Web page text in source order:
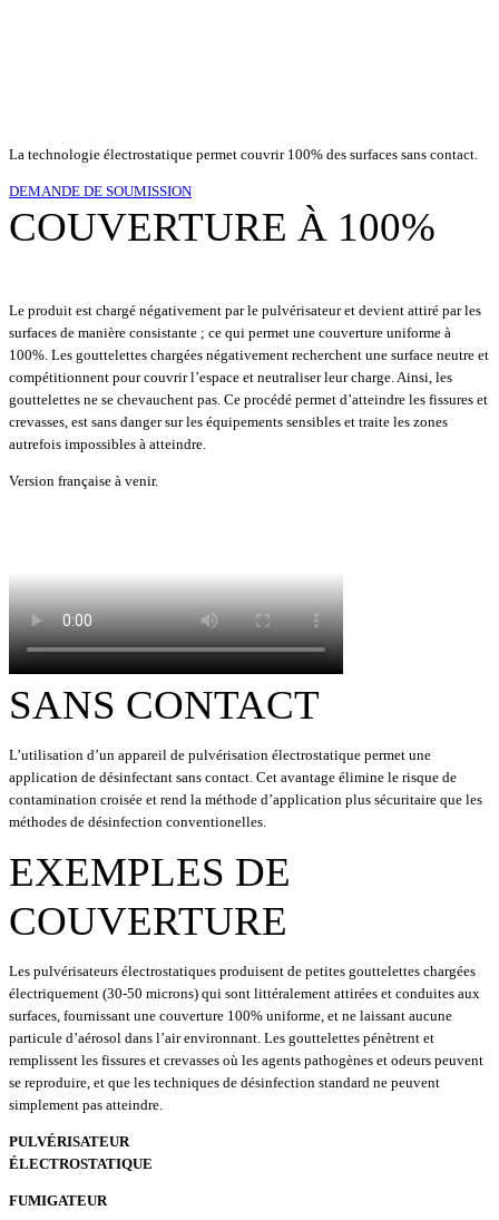
La technologie électrostatique permet couvrir 100% des surfaces sans contact.
DEMANDE DE SOUMISSION
COUVERTURE À 100%
Le produit est chargé négativement par le pulvérisateur et devient attiré par les
surfaces de manière consistante ; ce qui permet une couverture uniforme à
100%. Les gouttelettes chargées négativement recherchent une surface neutre et
compétitionnent pour couvrir l’espace et neutraliser leur charge. Ainsi, les
gouttelettes ne se chevauchent pas. Ce procédé permet d’atteindre les fissures et
crevasses, est sans danger sur les équipements sensibles et traite les zones
autrefois impossibles à atteindre.
Version française à venir.
SANS CONTACT
L’utilisation d’un appareil de pulvérisation électrostatique permet une
application de désinfectant sans contact. Cet avantage élimine le risque de
contamination croisée et rend la méthode d’application plus sécuritaire que les
méthodes de désinfection conventionelles.
EXEMPLES DE
COUVERTURE
Les pulvérisateurs électrostatiques produisent de petites gouttelettes chargées
électriquement (30-50 microns) qui sont littéralement attirées et conduites aux
surfaces, fournissant une couverture 100% uniforme, et ne laissant aucune
particule d’aérosol dans l’air environnant. Les gouttelettes pénètrent et
remplissent les fissures et crevasses où les agents pathogènes et odeurs peuvent
se reproduire, et que les techniques de désinfection standard ne peuvent
simplement pas atteindre.
PULVÉRISATEUR
ÉLECTROSTATIQUE
FUMIGATEUR